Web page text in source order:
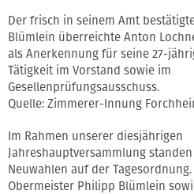
Der frisch in seinem Amt
Blümlein überreichte Anton
als Anerkennung für seine 27-
Tätigkeit im Vorstand sowie im
Gesellenprüfungsausschuss.
Quelle: Zimmerer-Innung
Im Rahmen unserer diesjährigen
Jahreshauptversammlung
Neuwahlen auf der
Obermeister Philipp Blümlein